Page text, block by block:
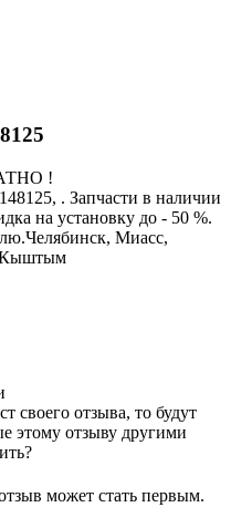
!
. Запчасти в наличии
на установку до - 50 %.
Миасс,
Кыштым
своего отзыва, то будут
этому отзыву другими
может стать первым.